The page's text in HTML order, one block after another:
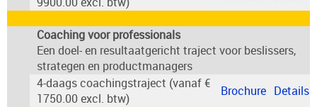
Coaching voor professionals
Een doel- en resultaatgericht traject voor beslissers,
strategen en productmanagers
4-daags coachingstraject (vanaf €
1750.00 excl. btw)
Brochure Details